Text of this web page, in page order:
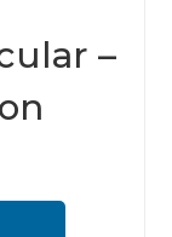
–